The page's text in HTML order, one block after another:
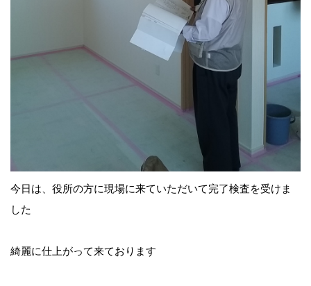
今日は、役所の方に現場に来ていただいて完了検査を受けま
した
綺麗に仕上がって来ております